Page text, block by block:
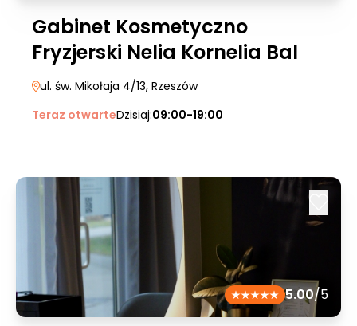
Gabinet Kosmetyczno
Fryzjerski Nelia Kornelia Bal
ul. św. Mikołaja 4/13, Rzeszów
Teraz otwarteDzisiaj:09:00-19:00
5.00/5